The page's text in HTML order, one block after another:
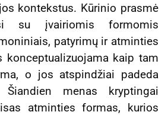
kontekstus. Kūrinio prasmė
su įvairiomis formomis
patyrimų ir atminties
konceptualizuojama kaip tam
o jos atspindžiai padeda
menas kryptingai
atminties formas, kurios